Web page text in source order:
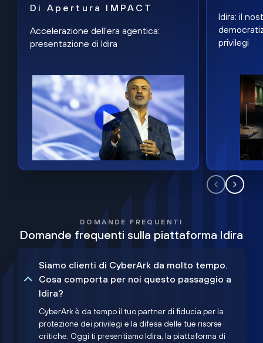
Di Apertura IMPACT
Accelerazione dell'era agentica:
presentazione di Idira
Idira: il
privilegi
DOMANDE FREQUENTI
Domande frequenti sulla piattaforma Idira
Siamo clienti di CyberArk da molto tempo.
Cosa comporta per noi questo passaggio a
Idira?
CyberArk è da tempo il tuo partner di fiducia per la
protezione dei privilegi e la difesa delle tue risorse
critiche. Oggi ti presentiamo Idira, la piattaforma di